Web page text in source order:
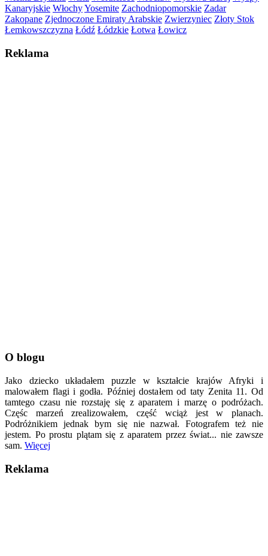
Kanaryjskie WłochyYosemite Zachodniopomorskie Zadar
Zakopane Zjednoczone Emiraty Arabskie Zwierzyniec Złoty Stok
Łemkowszczyzna Łódź Łódzkie Łotwa Łowicz
Reklama
O blogu
Jako dziecko układałem puzzle w kształcie krajów Afryki i
malowałem flagi i godła. Później dostałem od taty Zenita 11. Od
tamtego czasu nie rozstaję się z aparatem i marzę o podróżach.
Częśc marzeń zrealizowałem, część wciąż jest w planach.
Podróżnikiem jednak bym się nie nazwał. Fotografem też nie
jestem. Po prostu plątam się z aparatem przez świat... nie zawsze
sam. Więcej
Reklama